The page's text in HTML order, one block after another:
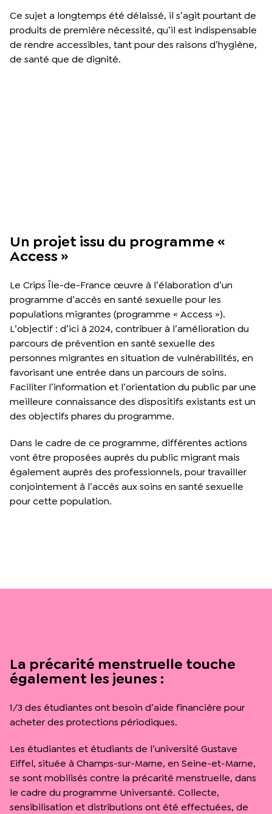
Ce sujet a longtemps été délaissé, il s’agit pourtant de
produits de première nécessité, qu’il est indispensable
de rendre accessibles, tant pour des raisons d’hygiène,
de santé que de dignité.
Un projet issu du programme «
Access »
Le Crips Île-de-France œuvre à l’élaboration d’un
programme d’accès en santé sexuelle pour les
populations migrantes (programme « Access »).
L’objectif : d’ici à 2024, contribuer à l’amélioration du
parcours de prévention en santé sexuelle des
personnes migrantes en situation de vulnérabilités, en
favorisant une entrée dans un parcours de soins.
Faciliter l’information et l’orientation du public par une
meilleure connaissance des dispositifs existants est un
des objectifs phares du programme.
Dans le cadre de ce programme, différentes actions
vont être proposées auprès du public migrant mais
également auprès des professionnels, pour travailler
conjointement à l’accès aux soins en santé sexuelle
pour cette population.
La précarité menstruelle touche
également les jeunes :
1/3 des étudiantes ont besoin d’aide financière pour
acheter des protections périodiques.
Les étudiantes et étudiants de l’université Gustave
Eiffel, située à Champs-sur-Marne, en Seine-et-Marne,
se sont mobilisés contre la précarité menstruelle, dans
le cadre du programme Universanté. Collecte,
sensibilisation et distributions ont été effectuées, de